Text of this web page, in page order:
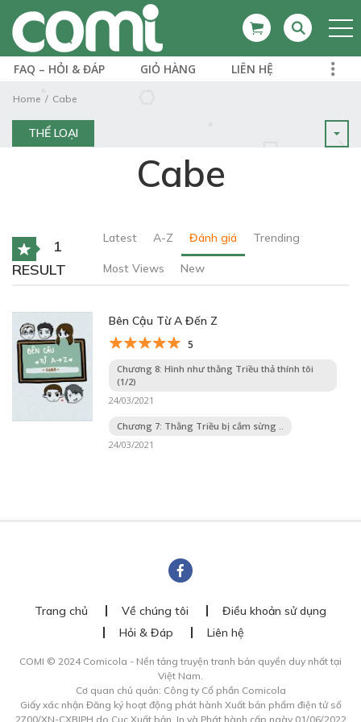
FAQ – HỎI & ĐÁP GIỎ HÀNG LIÊN HỆ
Home Cabe
THỂ LOẠI
Cabe
1
RESULT
Latest A-Z Đánh giá Trending
Most Views New
Bên Cậu Từ A Đến Z
5
Chương 8: Hình như thằng Triều thả thính tôi
(1/2)
24/03/2021
Chương 7: Thằng Triều bị cắm sừng ..
24/03/2021
Trang chủ Về chúng tôi
Điều khoản sử dụng
Hỏi & Đáp
Liên hệ
COMI © 2024 Comicola - Nền tảng truyện tranh bản quyền duy nhất tại
Việt Nam.
Cơ quan chủ quản: Công ty Cổ phần Comicola
Giấy xác nhận Đăng ký hoạt động phát hành Xuất bản phẩm điện tử số
2700/XN-CXBIPH do Cục Xuất bản, In và Phát hành cấp ngày 01/06/2022